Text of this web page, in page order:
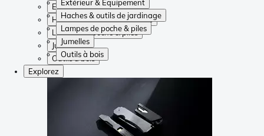
Extérieur & Équipement
Haches & outils de jardinage
Lampes de poche & piles
Jumelles
Outils à bois
Extérieur & Équipement
Haches & outils de jardinage
Lampes de poche & piles
Jumelles
Outils à bois
Explorez